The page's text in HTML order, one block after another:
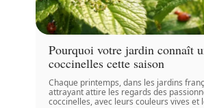
Pourquoi votre jardin connaît
coccinelles cette saison
Chaque printemps, dans les jardins
attrayant attire les regards des
coccinelles, avec leurs couleurs vives et